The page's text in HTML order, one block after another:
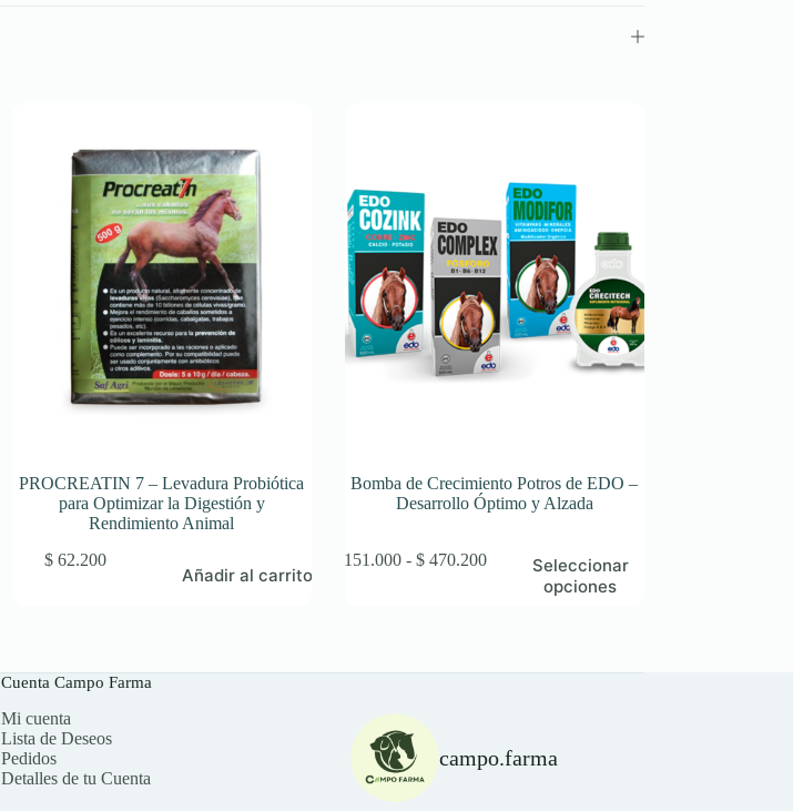
PROCREATIN 7 – Levadura Probiótica
para Optimizar la Digestión y
Rendimiento Animal
$ 62.200
Añadir al carrito
Bomba de Crecimiento Potros de EDO –
Desarrollo Óptimo y Alzada
151.000 - $470.200Rango Seleccionar
opciones
Este
pueden
elegir
página
Cuenta Campo Farma
Mi cuenta
Lista de Deseos
Pedidos
Detalles de tu Cuenta
campo.farma